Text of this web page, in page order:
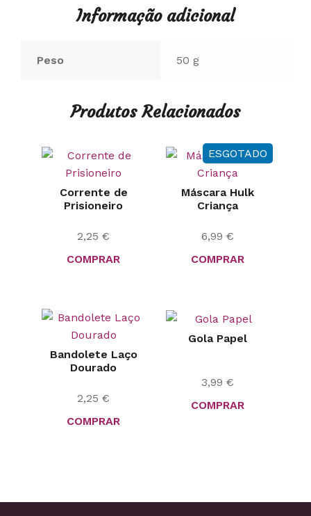
Informação adicional
Peso 50 g
Produtos Relacionados
Corrente de
Prisioneiro
2,25 €
COMPRAR
ESGOTADO
Máscara Hulk
Criança
6,99 €
COMPRAR
Bandolete Laço
Dourado
2,25 €
COMPRAR
Gola Papel
3,99 €
COMPRAR